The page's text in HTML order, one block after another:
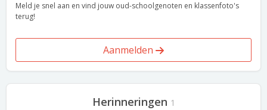
Meld je snel aan en vind jouw oud-schoolgenoten en klassenfoto's
terug!
Aanmelden
Herinneringen 1